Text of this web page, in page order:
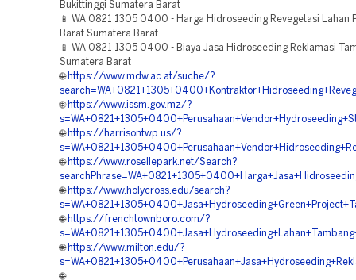
Bukittinggi Sumatera Barat
📱 WA 0821 1305 0400 - Harga Hidroseeding Revegetasi Lahan
Barat Sumatera Barat
📱 WA 0821 1305 0400 - Biaya Jasa Hidroseeding Reklamasi
Sumatera Barat
🌐 https://www.mdw.ac.at/suche/?
🌐 https://www.issm.gov.mz/?
🌐 https://harrisontwp.us/?
🌐 https://www.rosellepark.net/Search?
🌐 https://www.holycross.edu/search?
🌐 https://frenchtownboro.com/?
🌐 https://www.milton.edu/?
🌐